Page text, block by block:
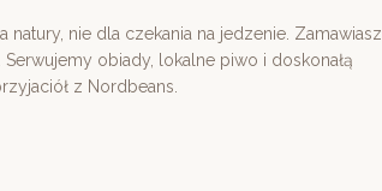
natury, nie dla czekania na jedzenie. Zamawiasz,
Serwujemy obiady, lokalne piwo i doskonałą
z Nordbeans.